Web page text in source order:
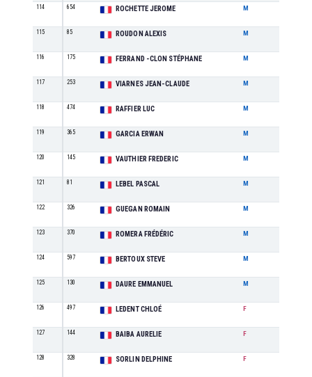
114 654 ROCHETTE JEROME M
115 85 ROUDON ALEXIS M
116 175 FERRAND -CLON STÉPHANE M
117 253 VIARNES JEAN-CLAUDE M
118 474 RAFFIER LUC M
119 365 GARCIA ERWAN M
120 145 VAUTHIER FREDERIC M
121 81 LEBEL PASCAL M
122 326 GUEGAN ROMAIN M
123 370 ROMERA FRÉDÉRIC M
124 597 BERTOUX STEVE M
125 130 DAURE EMMANUEL M
126 497 LEDENT CHLOÉ F
127 144 BAIBA AURELIE F
128 328 SORLIN DELPHINE F